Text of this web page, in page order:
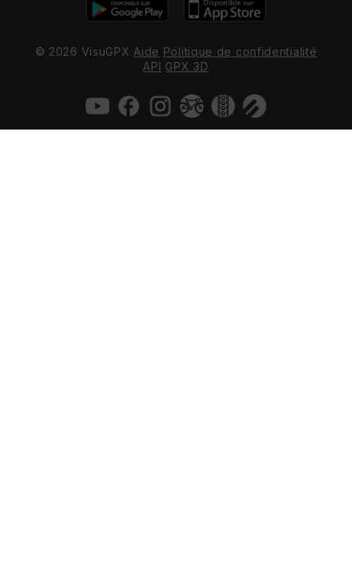
© 2026 VisuGPX Aide Politique de confidentialité
API GPX 3D